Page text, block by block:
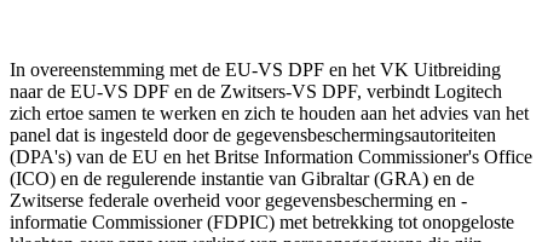
In overeenstemming met de EU-VS DPF en het VK Uitbreiding
naar de EU-VS DPF en de Zwitsers-VS DPF, verbindt Logitech
zich ertoe samen te werken en zich te houden aan het advies van het
panel dat is ingesteld door de gegevensbeschermingsautoriteiten
(DPA's) van de EU en het Britse Information Commissioner's Office
(ICO) en de regulerende instantie van Gibraltar (GRA) en de
Zwitserse federale overheid voor gegevensbescherming en -
informatie Commissioner (FDPIC) met betrekking tot onopgeloste